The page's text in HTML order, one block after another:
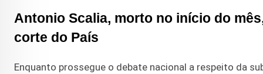
Antonio Scalia, morto no início do
corte do País
Enquanto prossegue o debate nacional a respeito da